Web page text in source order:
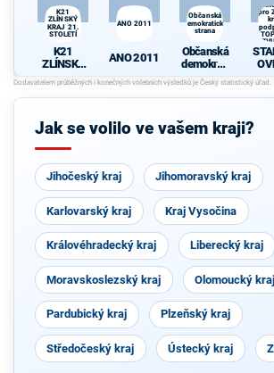
K21
ZLÍNSKÝ
KRAJ 21.
STOLETÍ
K21
ZLÍNSKÝ
KRAJ 21.
STOLETÍ
ANO 2011
ANO 2011
Občanská
demokratická
strana
Občanská
demokrati
cká strana
pro
Jak se volilo ve vašem kraji?
Jihočeský kraj Jihomoravský kraj
Karlovarský kraj Kraj Vysočina
Královéhradecký kraj Liberecký kraj
Moravskoslezský kraj Olomoucký kraj
Pardubický kraj Plzeňský kraj
Středočeský kraj Ústecký kraj